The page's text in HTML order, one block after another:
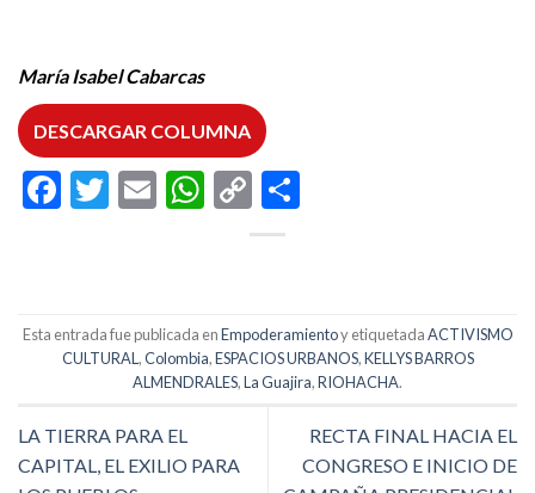
María Isabel Cabarcas
DESCARGAR COLUMNA
Facebook
Twitter
EmailWhatsApp
Copy
Link
Esta entrada fue publicada enEmpoderamientoy etiquetadaACTIVISMO
CULTURAL,Colombia,ESPACIOS URBANOS,KELLYS BARROS
ALMENDRALES,La Guajira,RIOHACHA.
LA TIERRA PARA EL
CAPITAL, EL EXILIO PARA
RECTA FINAL HACIA EL
CONGRESO E INICIO DE